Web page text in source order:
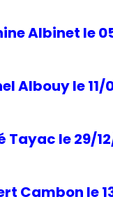
Albinet le
Albouy le 11/
Tayac le 29/
Cambon le